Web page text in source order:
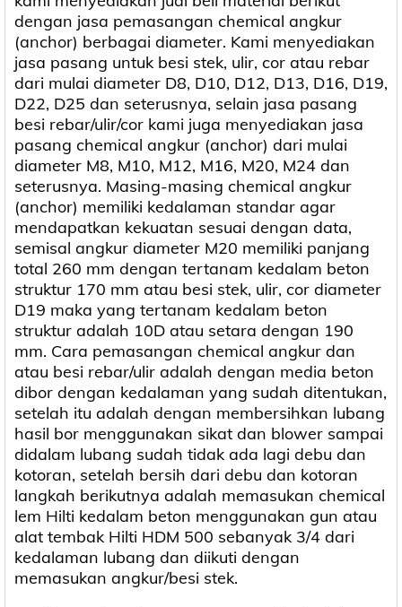
dengan jasa pemasangan chemical angkur
(anchor) berbagai diameter. Kami menyediakan
jasa pasang untuk besi stek, ulir, cor atau rebar
dari mulai diameter D8, D10, D12, D13, D16, D19,
D22, D25 dan seterusnya, selain jasa pasang
besi rebar/ulir/cor kami juga menyediakan jasa
pasang chemical angkur (anchor) dari mulai
diameter M8, M10, M12, M16, M20, M24 dan
seterusnya. Masing-masing chemical angkur
(anchor) memiliki kedalaman standar agar
mendapatkan kekuatan sesuai dengan data,
semisal angkur diameter M20 memiliki panjang
total 260 mm dengan tertanam kedalam beton
struktur 170 mm atau besi stek, ulir, cor diameter
D19 maka yang tertanam kedalam beton
struktur adalah 10D atau setara dengan 190
mm. Cara pemasangan chemical angkur dan
atau besi rebar/ulir adalah dengan media beton
dibor dengan kedalaman yang sudah ditentukan,
setelah itu adalah dengan membersihkan lubang
hasil bor menggunakan sikat dan blower sampai
didalam lubang sudah tidak ada lagi debu dan
kotoran, setelah bersih dari debu dan kotoran
langkah berikutnya adalah memasukan chemical
lem Hilti kedalam beton menggunakan gun atau
alat tembak Hilti HDM 500 sebanyak 3/4 dari
kedalaman lubang dan diikuti dengan
memasukan angkur/besi stek.